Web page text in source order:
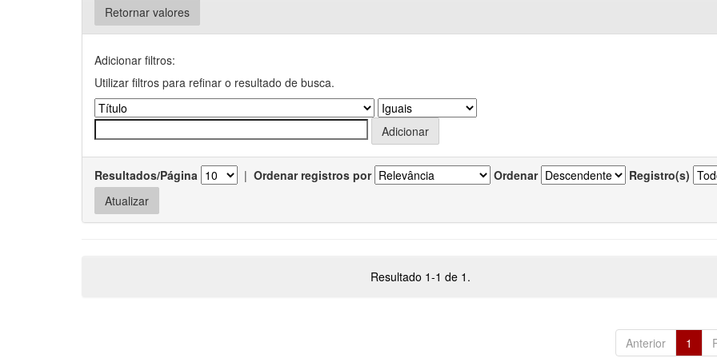
Retornar valores
Adicionar filtros:
Utilizar filtros para refinar o resultado de busca.
Resultados/Página | Ordenar registros por Ordenar Registro(s)
Resultado 1-1 de 1.
Anterior 1